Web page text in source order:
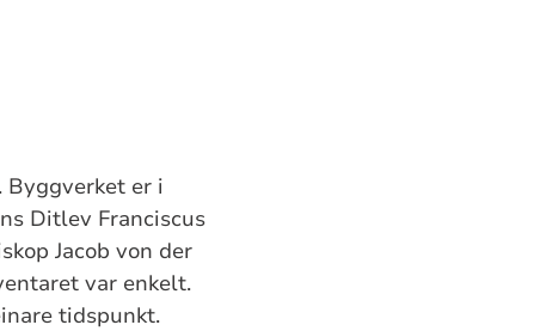
Byggverket er i
Ditlev Franciscus
Jacob von der
var enkelt.
tidspunkt.